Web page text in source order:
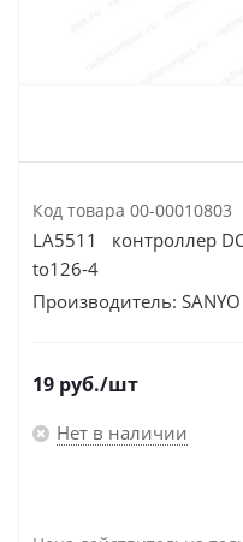
Код товара 00-00010803
LA5511 контроллер
to126-4
Производитель: SANYO
19 руб./шт
Нет в наличии